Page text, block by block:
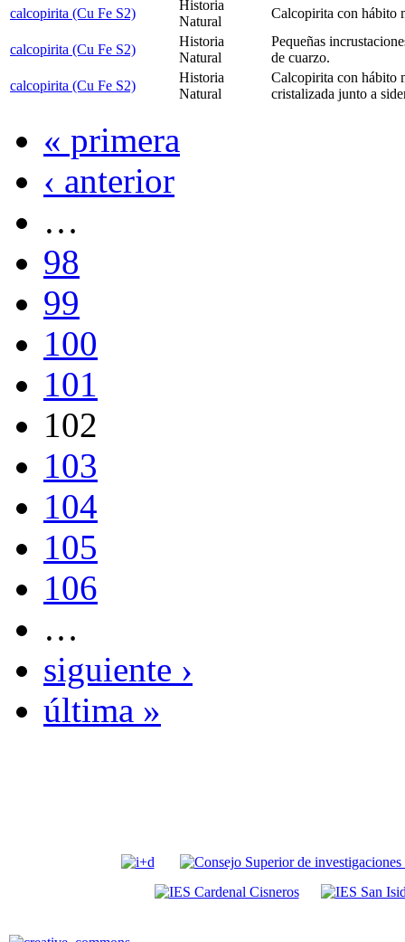
calcopirita (Cu Fe S2)
Historia
Natural
Calcopirita con hábito
calcopirita (Cu Fe S2)
Historia
Natural
Pequeñas
de cuarzo.
calcopirita (Cu Fe S2)
Historia
Natural
Calcopirita con hábito
cristalizada junto a
« primera
‹ anterior
…
98
99
100
101
102
103
104
105
106
…
siguiente ›
última »